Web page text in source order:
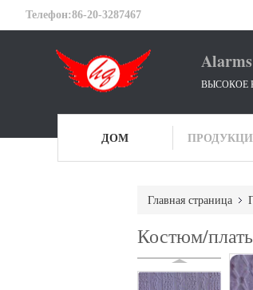
Телефон:86-20-3287467
ВЫСОКОЕ
ДОМ
Главная страница
Костюм/